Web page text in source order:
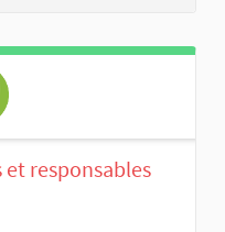
responsables